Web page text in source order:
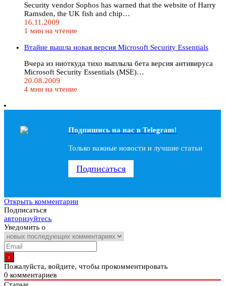
Security vendor Sophos has warned that the website of Harry
Ramsden, the UK fish and chip…
16.11.2009
1 мин на чтение
Втайне вышла новая версия Microsoft Security Essentials
Вчера из ниоткуда тихо выплыла бета версия антивируса
Microsoft Security Essentials (MSE)…
20.08.2009
4 мин на чтение
Подпишись на наc в Telegram!
Только важные новости и лучшие статьи
Подписаться
Открыть комментарии
Подписаться
авторизуйтесь
Уведомить о
Пожалуйста, войдите, чтобы прокомментировать
0 комментариев